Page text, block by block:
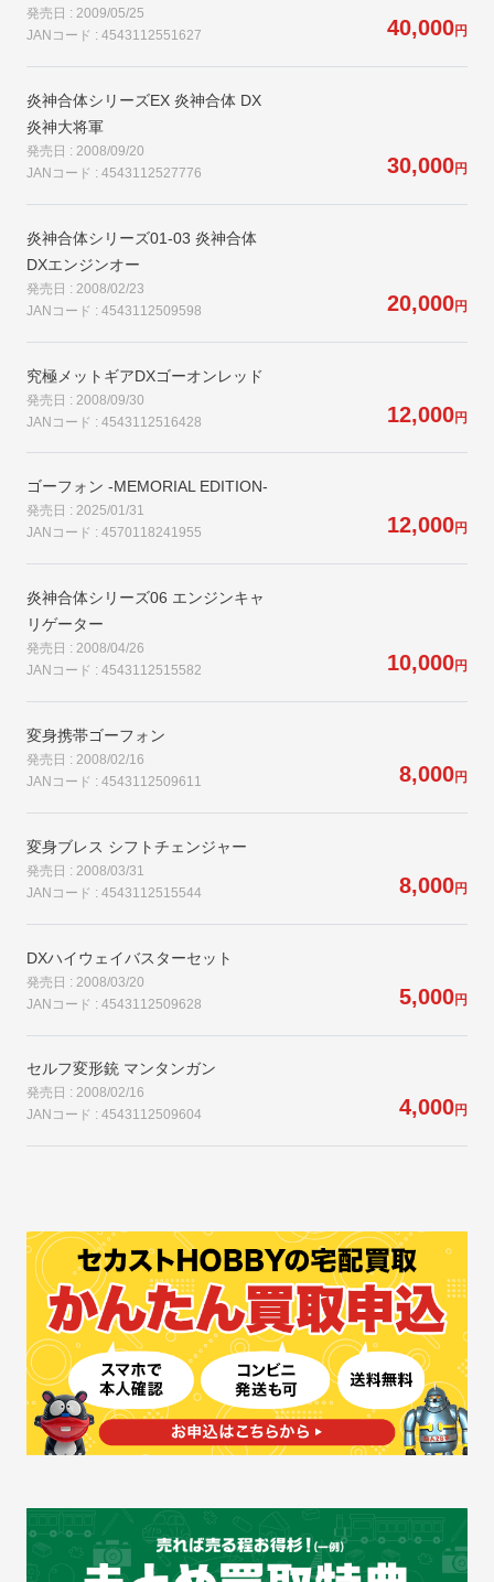
発売日 : 2009/05/25
JANコード : 4543112551627
40,000円
炎神合体シリーズEX 炎神合体 DX
炎神大将軍
発売日 : 2008/09/20
JANコード : 4543112527776
30,000円
炎神合体シリーズ01-03 炎神合体
DXエンジンオー
発売日 : 2008/02/23
JANコード : 4543112509598
20,000円
究極メットギアDXゴーオンレッド
発売日 : 2008/09/30
JANコード : 4543112516428
12,000円
ゴーフォン -MEMORIAL EDITION-
発売日 : 2025/01/31
JANコード : 4570118241955
12,000円
炎神合体シリーズ06 エンジンキャ
リゲーター
発売日 : 2008/04/26
JANコード : 4543112515582
10,000円
変身携帯ゴーフォン
発売日 : 2008/02/16
JANコード : 4543112509611
8,000円
変身ブレス シフトチェンジャー
発売日 : 2008/03/31
JANコード : 4543112515544
8,000円
DXハイウェイバスターセット
発売日 : 2008/03/20
JANコード : 4543112509628
5,000円
セルフ変形銃 マンタンガン
発売日 : 2008/02/16
JANコード : 4543112509604
4,000円